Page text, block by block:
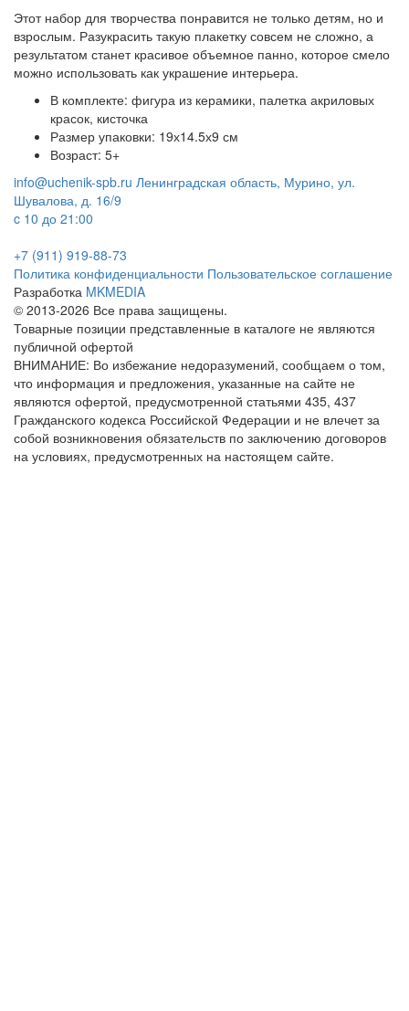
Этот набор для творчества понравится не только детям, но и
взрослым. Разукрасить такую плакетку совсем не сложно, а
результатом станет красивое объемное панно, которое смело
можно использовать как украшение интерьера.
В комплекте: фигура из керамики, палетка акриловых
красок, кисточка
Размер упаковки: 19х14.5х9 см
Возраст: 5+
info@uchenik-spb.ru Ленинградская область, Мурино, ул.
Шувалова, д. 16/9
c 10 до 21:00
+7 (911) 919-88-73
Политика конфиденциальности Пользовательское соглашение
Разработка MKMEDIA
© 2013-2026 Все права защищены.
Товарные позиции представленные в каталоге не являются
публичной офертой
ВНИМАНИЕ: Во избежание недоразумений, сообщаем о том,
что информация и предложения, указанные на сайте не
являются офертой, предусмотренной статьями 435, 437
Гражданского кодекса Российской Федерации и не влечет за
собой возникновения обязательств по заключению договоров
на условиях, предусмотренных на настоящем сайте.